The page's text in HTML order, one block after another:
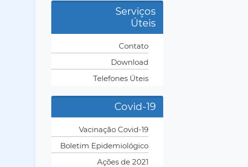
Serviços
Úteis
Contato
Download
Telefones Úteis
Covid-19
Vacinação Covid-19
Boletim Epidemiológico
Ações de 2021